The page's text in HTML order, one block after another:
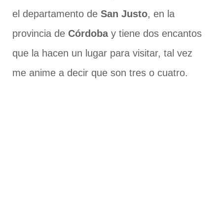
el departamento de San Justo, en la
provincia de Córdoba y tiene dos encantos
que la hacen un lugar para visitar, tal vez
me anime a decir que son tres o cuatro.